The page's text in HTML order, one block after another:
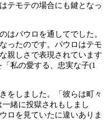
テモテの場合にも鍵となっ
はパウロを通してでした。
ったのです。パウロはテモ
親しさで表現されています
私の愛する、忠実な子(1
をしました。「彼らは町々
緒に投獄されもしまし
ロを見ていたに違いありま